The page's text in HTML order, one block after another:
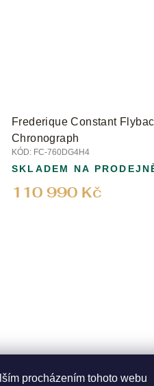
procházením tohoto webu
Frederique Constant
Chronograph
KÓD: FC-760DG4H4
110 990 Kč
SKLADEM NA